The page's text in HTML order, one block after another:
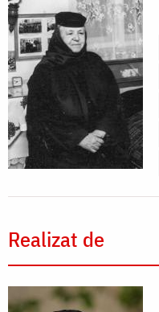
Realizat de